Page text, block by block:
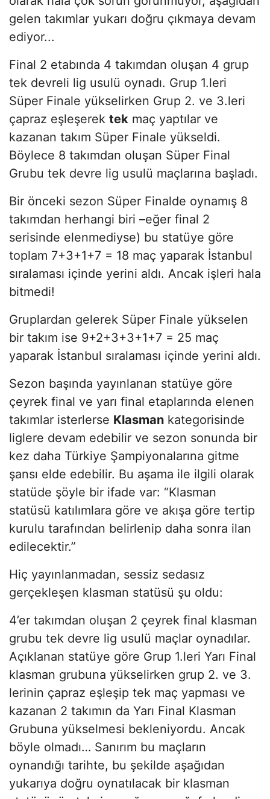
gelen takımlar yukarı doğru çıkmaya devam
ediyor...
Final 2 etabında 4 takımdan oluşan 4 grup
tek devreli lig usulü oynadı. Grup 1.leri
Süper Finale yükselirken Grup 2. ve 3.leri
çapraz eşleşerek tek maç yaptılar ve
kazanan takım Süper Finale yükseldi.
Böylece 8 takımdan oluşan Süper Final
Grubu tek devre lig usulü maçlarına başladı.
Bir önceki sezon Süper Finalde oynamış 8
takımdan herhangi biri –eğer final 2
serisinde elenmediyse) bu statüye göre
toplam 7+3+1+7 = 18 maç yaparak İstanbul
sıralaması içinde yerini aldı. Ancak işleri hala
bitmedi!
Gruplardan gelerek Süper Finale yükselen
bir takım ise 9+2+3+3+1+7 = 25 maç
yaparak İstanbul sıralaması içinde yerini aldı.
Sezon başında yayınlanan statüye göre
çeyrek final ve yarı final etaplarında elenen
takımlar isterlerse Klasman kategorisinde
liglere devam edebilir ve sezon sonunda bir
kez daha Türkiye Şampiyonalarına gitme
şansı elde edebilir. Bu aşama ile ilgili olarak
statüde şöyle bir ifade var: “Klasman
statüsü katılımlara göre ve akışa göre tertip
kurulu tarafından belirlenip daha sonra ilan
edilecektir.”
Hiç yayınlanmadan, sessiz sedasız
gerçekleşen klasman statüsü şu oldu:
4’er takımdan oluşan 2 çeyrek final klasman
grubu tek devre lig usulü maçlar oynadılar.
Açıklanan statüye göre Grup 1.leri Yarı Final
klasman grubuna yükselirken grup 2. ve 3.
lerinin çapraz eşleşip tek maç yapması ve
kazanan 2 takımın da Yarı Final Klasman
Grubuna yükselmesi bekleniyordu. Ancak
böyle olmadı… Sanırım bu maçların
oynandığı tarihte, bu şekilde aşağıdan
yukarıya doğru oynatılacak bir klasman